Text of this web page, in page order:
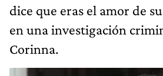
dice que eras el amor de
en una investigación
Corinna.